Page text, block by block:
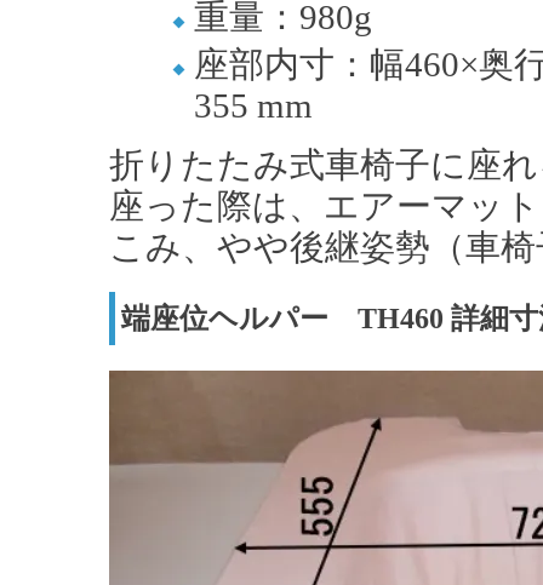
重量：980g
座部内寸：幅460×奥
355 mm
折りたたみ式車椅子に座
座った際は、エアーマッ
こみ、やや後継姿勢（車
端座位ヘルパー TH460 詳細寸